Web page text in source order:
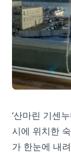
‘산마린 기센
시에 위치한
가 한눈에 내